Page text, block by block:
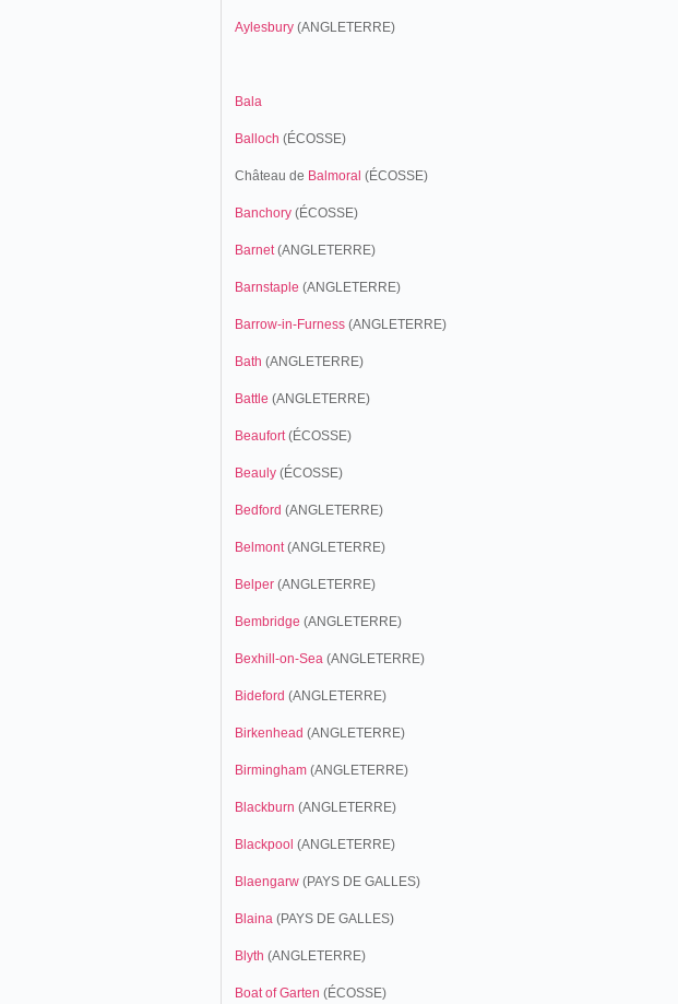
Aylesbury (ANGLETERRE)
Bala
Balloch (ÉCOSSE)
Château de Balmoral (ÉCOSSE)
Banchory (ÉCOSSE)
Barnet(ANGLETERRE)
Barnstaple (ANGLETERRE)
Barrow-in-Furness (ANGLETERRE)
Bath (ANGLETERRE)
Battle (ANGLETERRE)
Beaufort(ÉCOSSE)
Beauly (ÉCOSSE)
Bedford (ANGLETERRE)
Belmont(ANGLETERRE)
Belper (ANGLETERRE)
Bembridge (ANGLETERRE)
Bexhill-on-Sea (ANGLETERRE)
Bideford (ANGLETERRE)
Birkenhead (ANGLETERRE)
Birmingham (ANGLETERRE)
Blackburn (ANGLETERRE)
Blackpool (ANGLETERRE)
Blaengarw (PAYS DE GALLES)
Blaina (PAYS DE GALLES)
Blyth (ANGLETERRE)
Boat of Garten (ÉCOSSE)